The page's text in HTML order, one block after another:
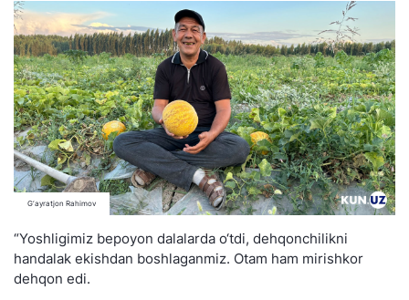
G‘ayratjon Rahimov
“Yoshligimiz bepoyon dalalarda o‘tdi, dehqonchilikni
handalak ekishdan boshlaganmiz. Otam ham mirishkor
dehqon edi.